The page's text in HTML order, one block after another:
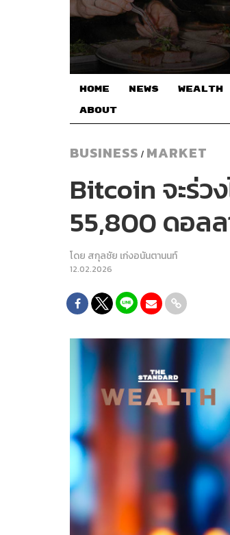
HOME NEWS WEALTH
ABOUT
BUSINESS / MARKET
Bitcoin จะร่ว
55,800 ดอล
โดย สกุลชัย เก่งอนันตานนท์
12.02.2026